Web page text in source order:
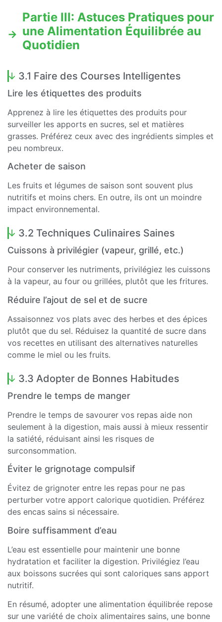
Partie III: Astuces Pratiques pour
une Alimentation Équilibrée au
Quotidien
3.1 Faire des Courses Intelligentes
Lire les étiquettes des produits
Apprenez à lire les étiquettes des produits pour
surveiller les apports en sucres, sel et matières
grasses. Préférez ceux avec des ingrédients simples et
peu nombreux.
Acheter de saison
Les fruits et légumes de saison sont souvent plus
nutritifs et moins chers. En outre, ils ont un moindre
impact environnemental.
3.2 Techniques Culinaires Saines
Cuissons à privilégier (vapeur, grillé, etc.)
Pour conserver les nutriments, privilégiez les cuissons
à la vapeur, au four ou grillées, plutôt que les fritures.
Réduire l’ajout de sel et de sucre
Assaisonnez vos plats avec des herbes et des épices
plutôt que du sel. Réduisez la quantité de sucre dans
vos recettes en utilisant des alternatives naturelles
comme le miel ou les fruits.
3.3 Adopter de Bonnes Habitudes
Prendre le temps de manger
Prendre le temps de savourer vos repas aide non
seulement à la digestion, mais aussi à mieux ressentir
la satiété, réduisant ainsi les risques de
surconsommation.
Éviter le grignotage compulsif
Évitez de grignoter entre les repas pour ne pas
perturber votre apport calorique quotidien. Préférez
des encas sains si nécessaire.
Boire suffisamment d’eau
L’eau est essentielle pour maintenir une bonne
hydratation et faciliter la digestion. Privilégiez l’eau
aux boissons sucrées qui sont caloriques sans apport
nutritif.
En résumé, adopter une alimentation équilibrée repose
sur une variété de choix alimentaires sains, une bonne